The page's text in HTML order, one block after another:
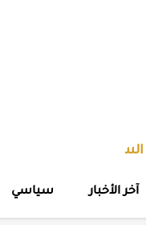
آخر الأخبار سياسي